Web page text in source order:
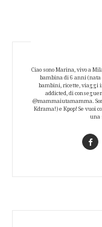
Ciao sono Marina, vivo a
bambina di 6 anni
bambini, ricette, viaggi
addicted, di
@mammaiutamamma.
Kdrama!) e Kpop! Se vuoi
una